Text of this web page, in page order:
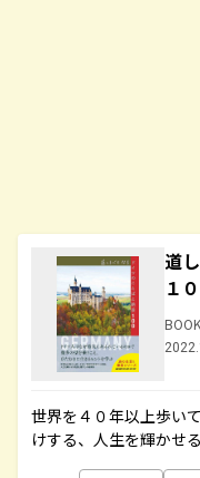
道
１
世界を４０年以上歩い
けする、人生を輝かせ